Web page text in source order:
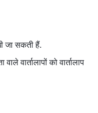
जा सकती हैं.
वार्तालापों को वार्तालाप